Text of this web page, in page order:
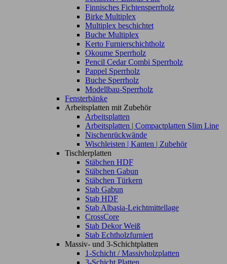
Finnisches Fichtensperrholz
Birke Multiplex
Multiplex beschichtet
Buche Multiplex
Kerto Furnierschichtholz
Okoume Sperrholz
Pencil Cedar Combi Sperrholz
Pappel Sperrholz
Buche Sperrholz
Modellbau-Sperrholz
Fensterbänke
Arbeitsplatten mit Zubehör
Arbeitsplatten
Arbeitsplatten | Compactplatten Slim Line
Nischenrückwände
Wischleisten | Kanten | Zubehör
Tischlerplatten
Stäbchen HDF
Stäbchen Gabun
Stäbchen Türkern
Stab Gabun
Stab HDF
Stab Albasia-Leichtmittellage
CrossCore
Stab Dekor Weiß
Stab Echtholzfurniert
Massiv- und 3-Schichtplatten
1-Schicht / Massivholzplatten